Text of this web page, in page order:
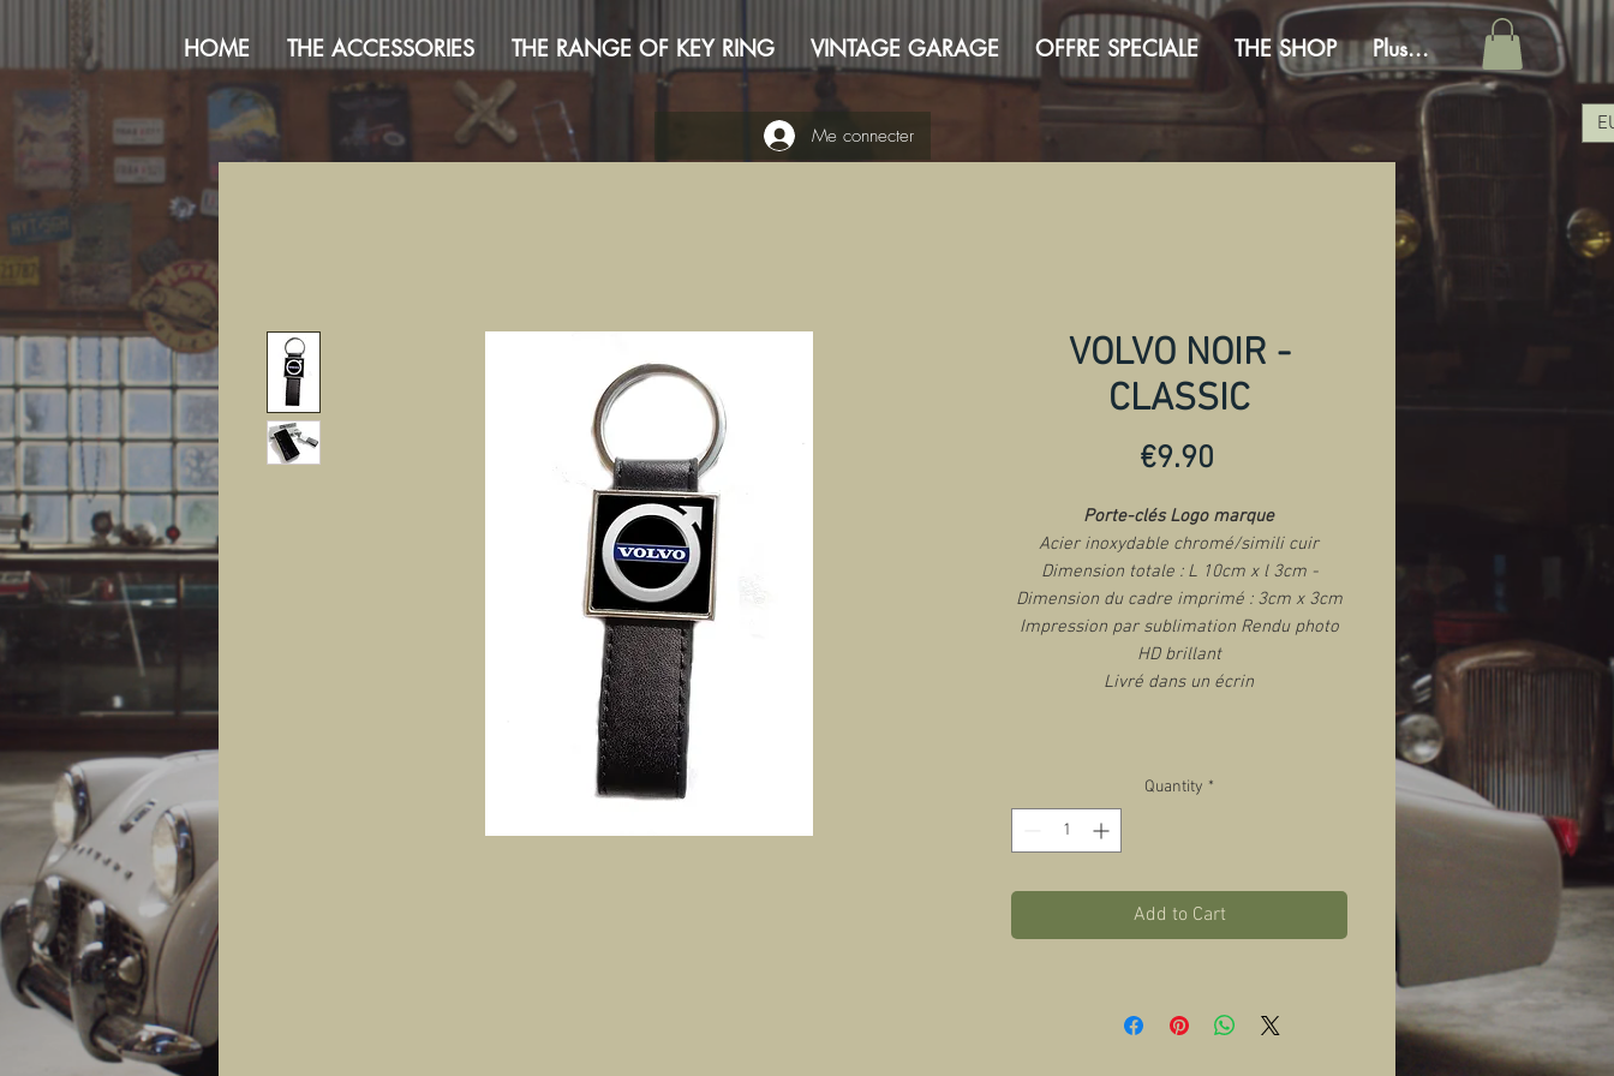
HOME THE ACCESSORIES THE RANGE OF KEY RING VINTAGE GARAGE OFFRE SPECIALE THE SHOP Plus...
Me connecter
VOLVO NOIR -
CLASSIC
€9.90Price
Porte-clés Logo marque
Acier inoxydable chromé/simili cuir
Dimension totale : L 10cm x l 3cm -
Dimension du cadre imprimé : 3cm x 3cm
Impression par sublimation Rendu photo
HD brillant
Livré dans un écrin
Quantity *
Add to Cart